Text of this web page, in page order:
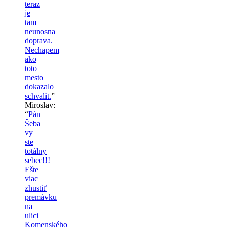
teraz
je
tam
neunosna
doprava.
Nechapem
ako
toto
mesto
dokazalo
schvalit.”
Miroslav:
“Pán
Šeba
vy
ste
totálny
sebec!!!
Ešte
viac
zhustiť
premávku
na
ulici
Komenského